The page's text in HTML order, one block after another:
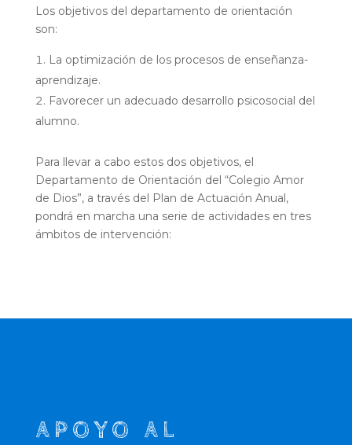
Los objetivos del departamento de orientación
son:
La optimización de los procesos de enseñanza-
aprendizaje.
Favorecer un adecuado desarrollo psicosocial del
alumno.
Para llevar a cabo estos dos objetivos, el
Departamento de Orientación del “Colegio Amor
de Dios”, a través del Plan de Actuación Anual,
pondrá en marcha una serie de actividades en tres
ámbitos de intervención:
APOYO AL